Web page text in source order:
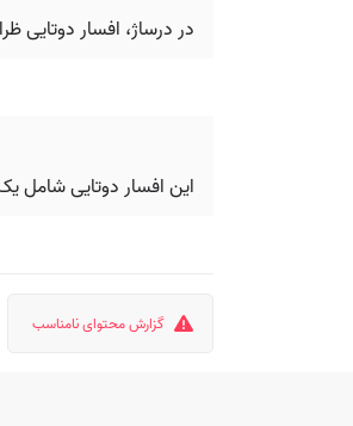
در درساژ، افسار دوتایی
این افسار دوتایی شامل
گزارش محتوای نامناسب